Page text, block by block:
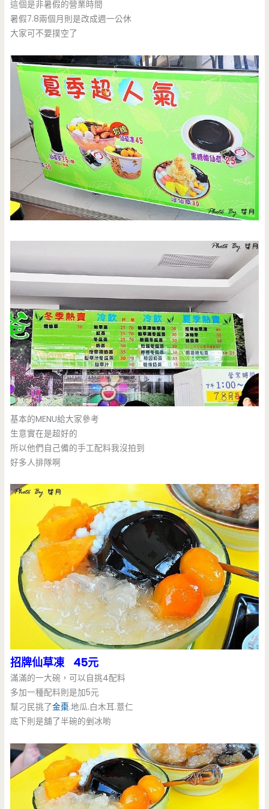
這個是非暑假的營業時間
暑假7.8兩個月則是改成週一公休
大家可不要撲空了
基本的MENU給大家參考
生意實在是超好的
所以他們自己備的手工配料我沒拍到
好多人排隊啊
招牌仙草凍 45元
滿滿的一大碗，可以自挑4配料
多加一種配料則是加5元
幫刁民挑了金棗.地瓜.白木耳.薏仁
底下則是舖了半碗的剉冰喲